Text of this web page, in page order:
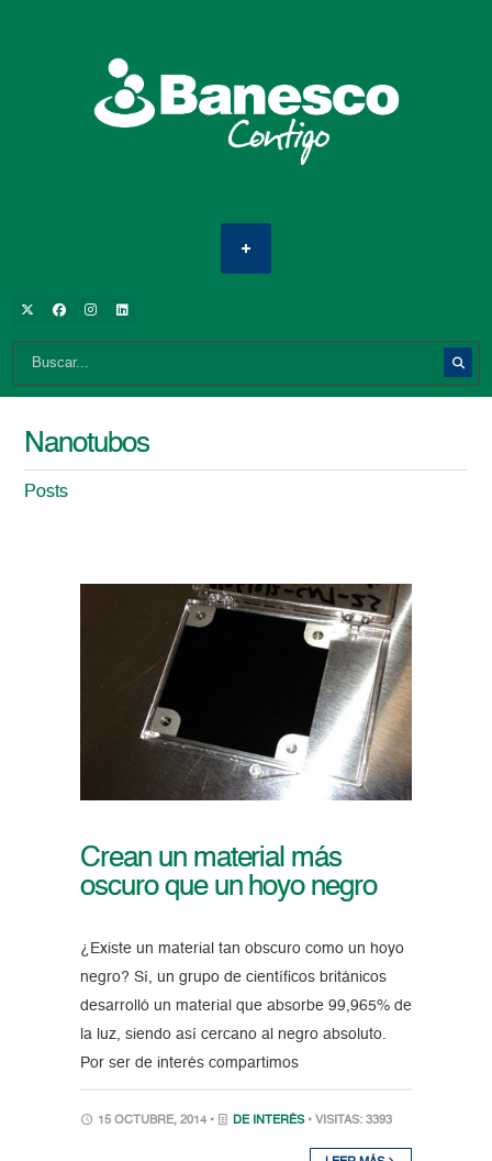
Nanotubos
Posts
Crean un material más
oscuro que un hoyo negro
¿Existe un material tan obscuro como un hoyo
negro? Sí, un grupo de científicos británicos
desarrolló un material que absorbe 99,965% de
la luz, siendo así cercano al negro absoluto.
Por ser de interés compartimos
15 OCTUBRE, 2014 • DE INTERÉS • VISITAS: 3393